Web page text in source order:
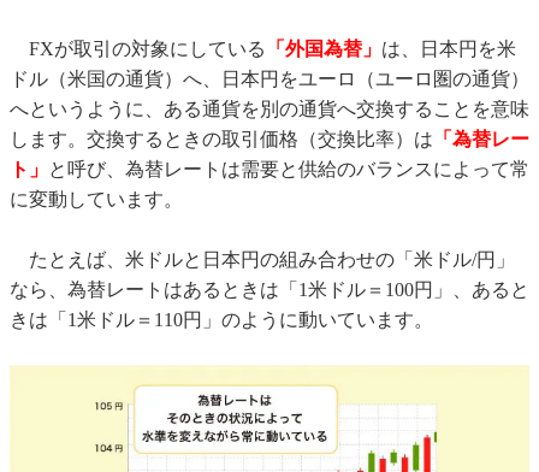
FXが取引の対象にしている 「外国為替」 は、日本円を米
ドル（米国の通貨）へ、日本円をユーロ（ユーロ圏の通貨）
へというように、ある通貨を別の通貨へ交換することを意味
します。交換するときの取引価格（交換比率）は 「為替レー
ト」 と呼び、為替レートは需要と供給のバランスによって常
に変動しています。
たとえば、米ドルと日本円の組み合わせの「米ドル/円」
なら、為替レートはあるときは「1米ドル＝100円」、あると
きは「1米ドル＝110円」のように動いています。